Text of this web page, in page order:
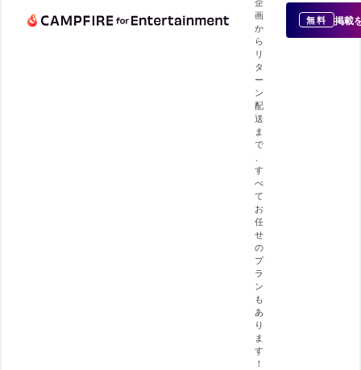
画
か
ら
リ
タ
ー
ン
配
送
ま
で
す
べ
て
お
任
せ
の
プ
ラ
ン
も
あ
り
ま
す
！
無料 掲載